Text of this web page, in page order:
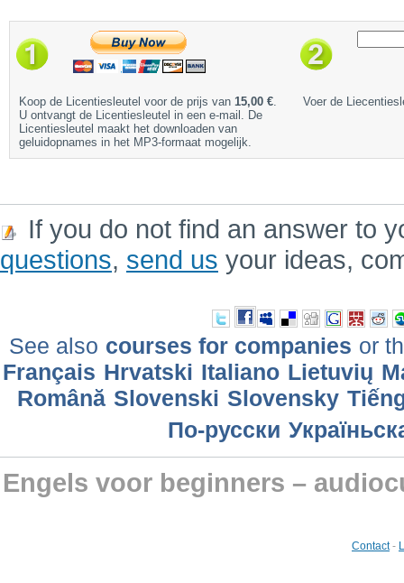
Koop de Licentiesleutel voor de prijs van 15,00 €.
U ontvangt de Licentiesleutel in een e-mail. De
Licentiesleutel maakt het downloaden van
geluidopnames in het MP3-formaat mogelijk.
Voer de
If you do not find an answer to
questions, send us your ideas,
See also courses for companies or
Français Hrvatski Italiano Lietuvių
Română Slovenski Slovensky
По-русски
Engels voor beginners –
Contact-